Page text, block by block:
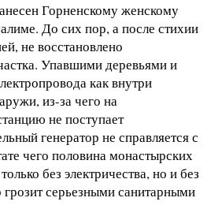
Горненскому женскому
До сих пор, а после стихии
не восстановлено
Упавшими деревьями и
как внутри
из-за чего на
не поступает
генератор не справляется с
чего половина монастырских
без электричества, но и без
серьезными санитарными